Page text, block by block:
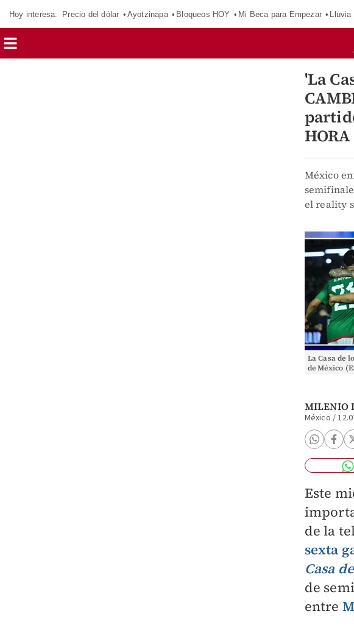
Hoy interesa: Precio del dólar Ayotzinapa Bloqueos HOY Mi Beca para Empezar Lluvia
'La
HORA
México
el reality
La Casa de
de México
MILENIO
México /
Este
de la
sexta
Casa
de
entre